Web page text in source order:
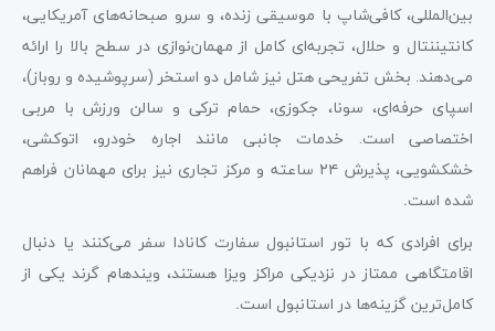
بین‌المللی، کافی‌شاپ با موسیقی زنده، و سرو صبحانه‌های آمریکایی،
کانتیننتال و حلال، تجربه‌ای کامل از مهمان‌نوازی در سطح بالا را ارائه
می‌دهند. بخش تفریحی هتل نیز شامل دو استخر (سرپوشیده و روباز)،
اسپای حرفه‌ای، سونا، جکوزی، حمام ترکی و سالن ورزش با مربی
اختصاصی است. خدمات جانبی مانند اجاره خودرو، اتوکشی،
خشکشویی، پذیرش ۲۴ ساعته و مرکز تجاری نیز برای مهمانان فراهم
شده است.
برای افرادی که با تور استانبول سفارت کانادا سفر می‌کنند یا دنبال
اقامتگاهی ممتاز در نزدیکی مراکز ویزا هستند، ویندهام گرند یکی از
کامل‌ترین گزینه‌ها در استانبول است.